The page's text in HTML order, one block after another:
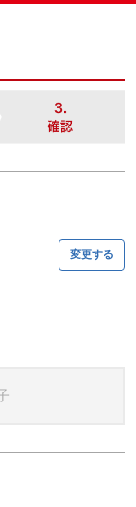
変更する